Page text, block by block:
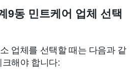
9동 민트케어 업체 선택
업체를 선택할 때는 다음과 같
해야 합니다: